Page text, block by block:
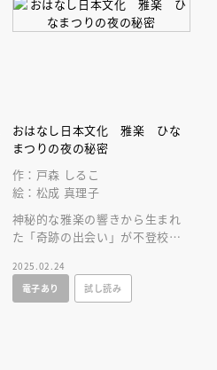
おはなし日本文化 雅楽 ひな
まつりの夜の秘密
作：戸森 しるこ
絵：松成 真理子
神秘的な雅楽の響きから生まれ
た「奇跡の出会い」が不登校の
2025.02.24
電子あり
試し読み